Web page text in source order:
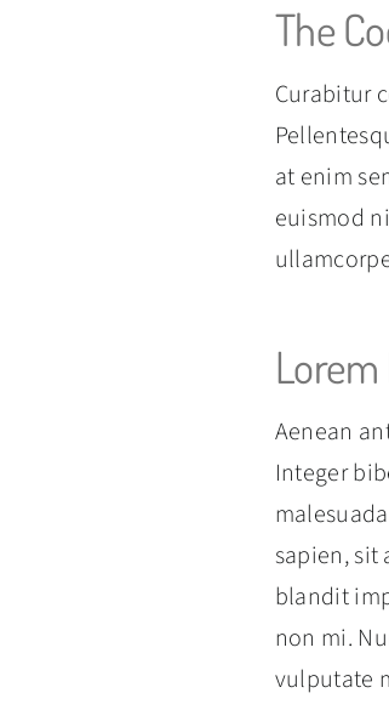
The
Curabitur
at enim
euismod
Aenean
Integer
sapien, sit
blandit
non mi.
vulputate